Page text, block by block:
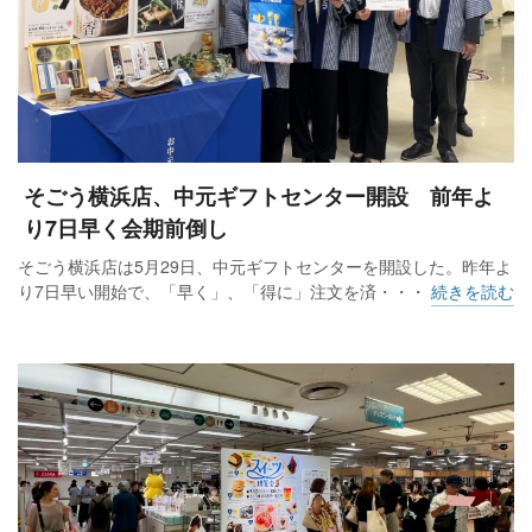
そごう横浜店、中元ギフトセンター開設 前年よ
り7日早く会期前倒し
そごう横浜店は5月29日、中元ギフトセンターを開設した。昨年よ
り7日早い開始で、「早く」、「得に」注文を済・・・ 続きを読む